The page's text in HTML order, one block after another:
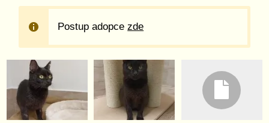
Postup adopcezde